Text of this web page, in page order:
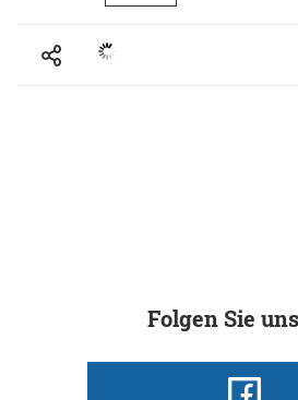
Folgen Sie